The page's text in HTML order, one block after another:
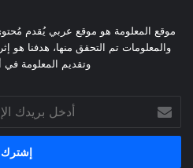
موقع المعلومة هو موقع عربي يُقدم
والمعلومات تم التحقق منها، هدفنا هو
وتقديم المعلومة
بريدك
الإلكتروني